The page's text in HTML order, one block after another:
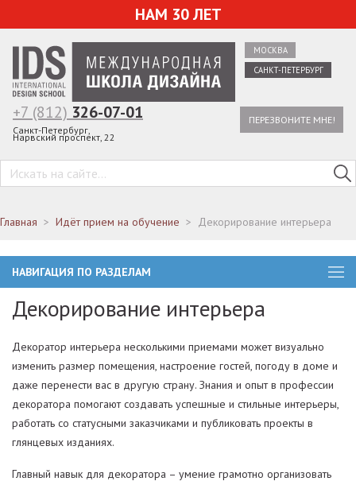
НАМ 30 ЛЕТ
МОСКВА
САНКТ-ПЕТЕРБУРГ
ПЕРЕЗВОНИТЕ МНЕ!
+7 (812) 326-07-01
Санкт-Петербург,
Нарвский проспект, 22
Главная Идёт прием на обучение Декорирование интерьера
НАВИГАЦИЯ ПО РАЗДЕЛАМ
Декорирование интерьера
Декоратор интерьера несколькими приемами может визуально
изменить размер помещения, настроение гостей, погоду в доме и
даже перенести вас в другую страну. Знания и опыт в профессии
декоратора помогают создавать успешные и стильные интерьеры,
работать со статусными заказчиками и публиковать проекты в
глянцевых изданиях.
Главный навык для декоратора – умение грамотно организовать